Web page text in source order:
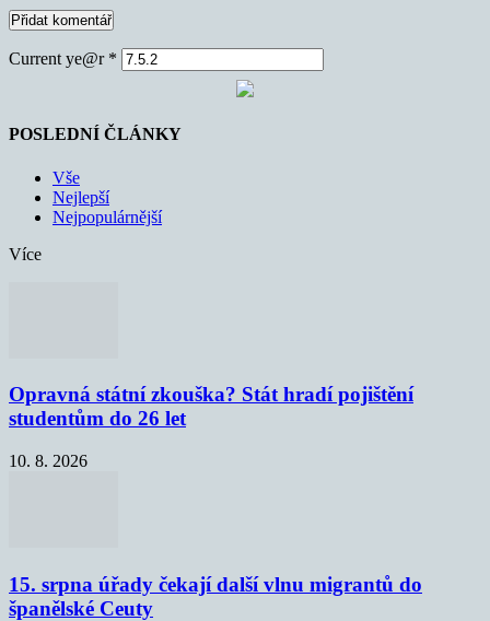
Current ye@r *
POSLEDNÍ ČLÁNKY
Vše
Nejlepší
Nejpopulárnější
Více
Opravná státní zkouška? Stát hradí pojištění
studentům do 26 let
10. 8. 2026
15. srpna úřady čekají další vlnu migrantů do
španělské Ceuty